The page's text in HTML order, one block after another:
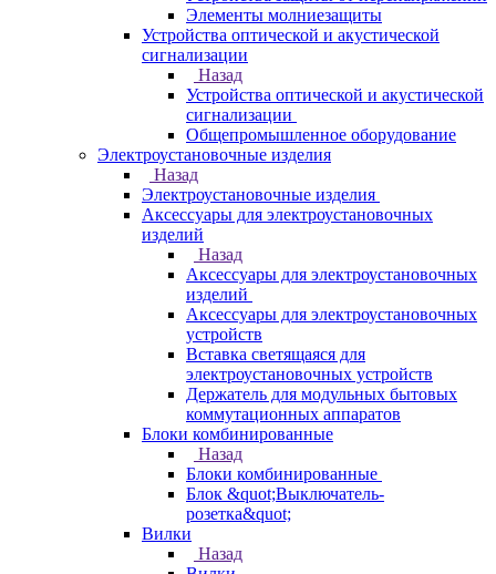
Элементы молниезащиты
Устройства оптической и акустической
сигнализации
Назад
Устройства оптической и акустической
сигнализации
Общепромышленное оборудование
Электроустановочные изделия
Назад
Электроустановочные изделия
Аксессуары для электроустановочных
изделий
Назад
Аксессуары для электроустановочных
изделий
Аксессуары для электроустановочных
устройств
Вставка светящаяся для
электроустановочных устройств
Держатель для модульных бытовых
коммутационных аппаратов
Блоки комбинированные
Назад
Блоки комбинированные
Блок &quot;Выключатель-
розетка&quot;
Вилки
Назад